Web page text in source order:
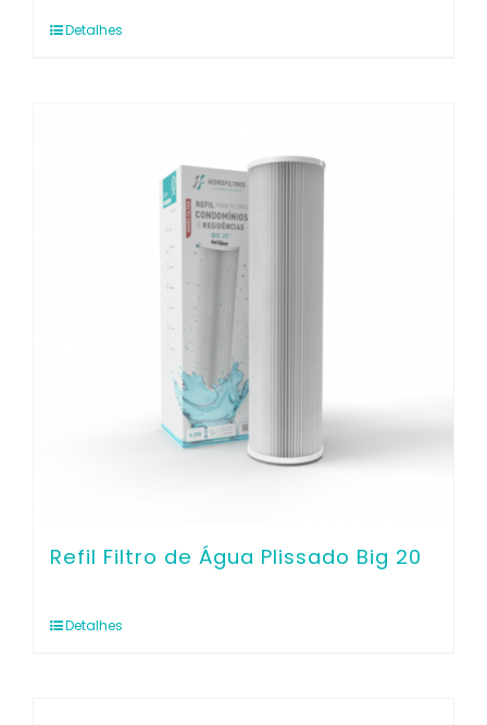
Detalhes
Refil Filtro de Água Plissado Big 20
Detalhes